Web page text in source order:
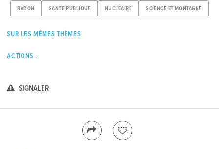
RADON SANTE-PUBLIQUE NUCLEAIRE SCIENCE-ET-MONTAGNE
SUR LES MÊMES THÈMES
ACTIONS :
SIGNALER